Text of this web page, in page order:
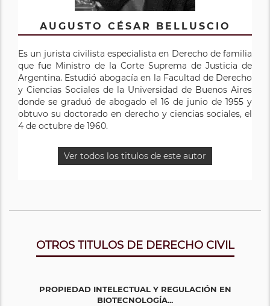
AUGUSTO CÉSAR BELLUSCIO
Es un jurista civilista especialista en Derecho de familia
que fue Ministro de la Corte Suprema de Justicia de
Argentina. Estudió abogacía en la Facultad de Derecho
y Ciencias Sociales de la Universidad de Buenos Aires
donde se graduó de abogado el 16 de junio de 1955 y
obtuvo su doctorado en derecho y ciencias sociales, el
4 de octubre de 1960.
Ver todos los titulos de este autor
JORGE OMAR MAFFÍA
Doctor en Derecho y Cencias Sociales por la
Universidad de Buenos Aires (UBA). Exasesor legal del
Ministerio de Trabajo de la Nación. Exprofesor titular de
Derecho Civil V (Familia y Sucesiones) en las
Facultades de Derecho y Ciencias Sociales de las
Universidades de Buenos Aires y de La Plata.
Exsubprocurador del Tesoro de la Nación.
Ver todos los titulos de este autor
OTROS TITULOS DE DERECHO CIVIL
PROPIEDAD INTELECTUAL Y REGULACIÓN EN
BIOTECNOLOGÍA...